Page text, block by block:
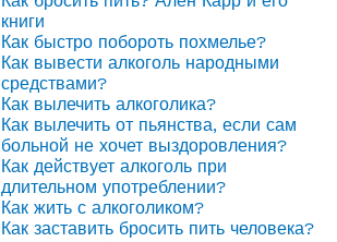
книги
Как быстро побороть похмелье?
Как вывести алкоголь народными
средствами?
Как вылечить алкоголика?
Как вылечить от пьянства, если сам
больной не хочет выздоровления?
Как действует алкоголь при
длительном употреблении?
Как жить с алкоголиком?
Как заставить бросить пить человека?